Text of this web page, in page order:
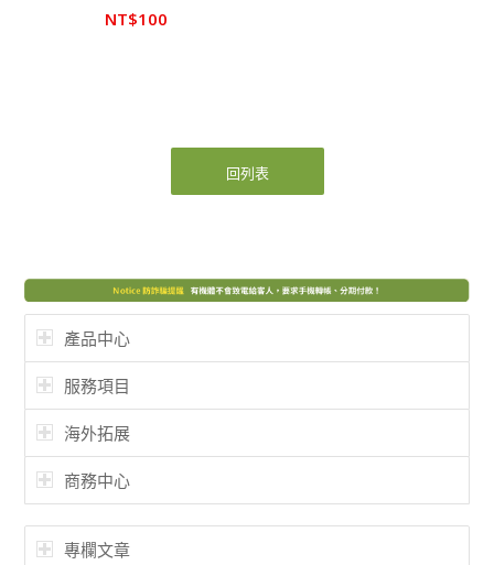
NT$100
回列表
產品中心
服務項目
海外拓展
商務中心
專欄文章